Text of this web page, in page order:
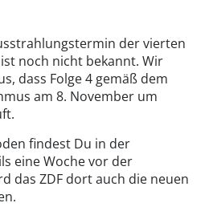
der vierten
noch nicht bekannt. Wir
dass Folge 4 gemäß dem
am 8. November um
findest Du in der
eine Woche vor der
das ZDF dort auch die neuen